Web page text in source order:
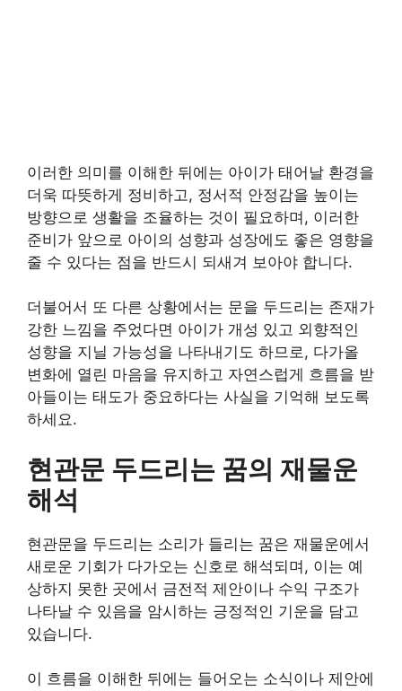
이러한 의미를 이해한 뒤에는 아이가 태어날 환경을
더욱 따뜻하게 정비하고, 정서적 안정감을 높이는
방향으로 생활을 조율하는 것이 필요하며, 이러한
준비가 앞으로 아이의 성향과 성장에도 좋은 영향을
줄 수 있다는 점을 반드시 되새겨 보아야 합니다.
더불어서 또 다른 상황에서는 문을 두드리는 존재가
강한 느낌을 주었다면 아이가 개성 있고 외향적인
성향을 지닐 가능성을 나타내기도 하므로, 다가올
변화에 열린 마음을 유지하고 자연스럽게 흐름을 받
아들이는 태도가 중요하다는 사실을 기억해 보도록
하세요.
현관문 두드리는 꿈의 재물운
해석
현관문을 두드리는 소리가 들리는 꿈은 재물운에서
새로운 기회가 다가오는 신호로 해석되며, 이는 예
상하지 못한 곳에서 금전적 제안이나 수익 구조가
나타날 수 있음을 암시하는 긍정적인 기운을 담고
있습니다.
이 흐름을 이해한 뒤에는 들어오는 소식이나 제안에